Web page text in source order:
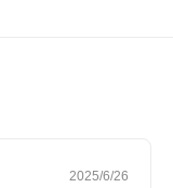
2025/6/26